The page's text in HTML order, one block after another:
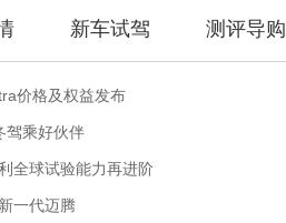
新车试驾 测评导购
价格及权益发布
驾乘好伙伴
全球试验能力再进阶
一代迈腾